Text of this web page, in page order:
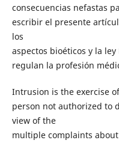
consecuencias nefastas
escribir el presente
los
aspectos bioéticos y la
regulan la profesión
Intrusion is the exercise
person not authorized to
view of the
multiple complaints